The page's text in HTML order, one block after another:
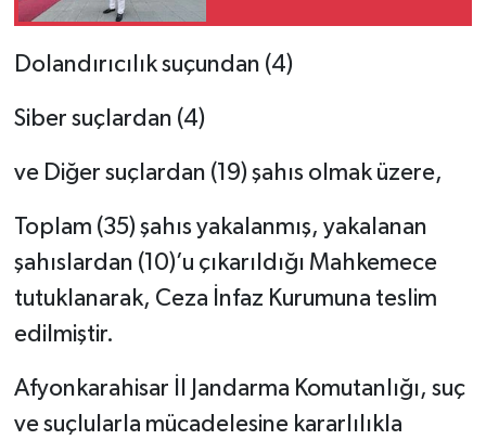
Dolandırıcılık suçundan (4)
Siber suçlardan (4)
ve Diğer suçlardan (19) şahıs olmak üzere,
Toplam (35) şahıs yakalanmış, yakalanan
şahıslardan (10)’u çıkarıldığı Mahkemece
tutuklanarak, Ceza İnfaz Kurumuna teslim
edilmiştir.
Afyonkarahisar İl Jandarma Komutanlığı, suç
ve suçlularla mücadelesine kararlılıkla